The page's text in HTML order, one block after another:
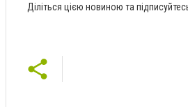
Діліться цією новиною та